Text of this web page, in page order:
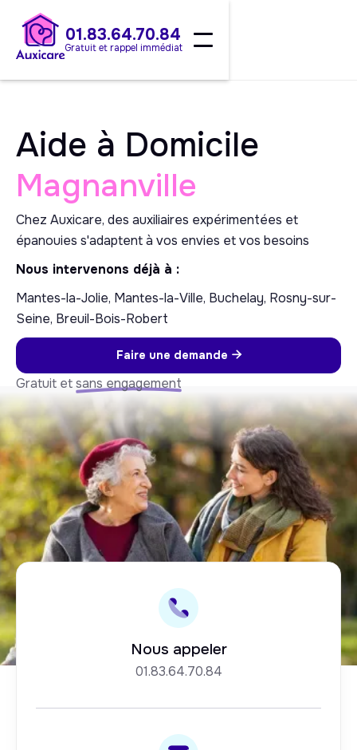
01.83.64.70.84
Gratuit et rappel immédiat
Aide à Domicile
Magnanville
Chez Auxicare, des auxiliaires expérimentées et
épanouies s'adaptent à vos envies et vos besoins
Nous intervenons déjà à :
Mantes-la-Jolie, Mantes-la-Ville, Buchelay, Rosny-sur-
Seine, Breuil-Bois-Robert
Faire une demande 
Gratuit etsans engagement
Nous appeler
01.83.64.70.84